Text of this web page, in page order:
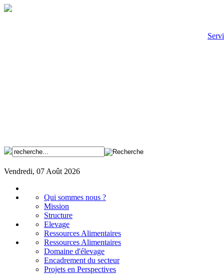
Vendredi, 07 Août 2026
Qui sommes nous ?
Mission
Structure
Elevage
Ressources Alimentaires
Ressources Alimentaires
Domaine d'élevage
Encadrement du secteur
Projets en Perspectives